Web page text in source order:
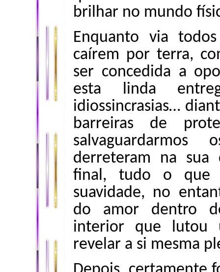
brilhar no mundo
Enquanto via
caírem por terra,
ser concedida a
esta linda
idiossincrasias…
barreiras de
derreteram na sua
final, tudo o que
suavidade, no
do amor dentro
interior que lutou
revelar a si mesma